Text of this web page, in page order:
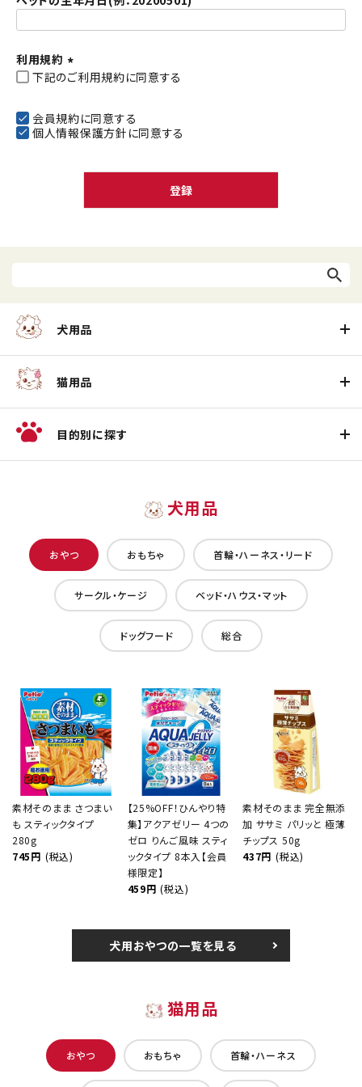
利用規約
(
須
)
下記のご利用規約に同意する
会員規約に同意する
個人情報保護方針 に同意する
登録
犬用品
猫用品
目的別に探す
犬用品
おやつ おもちゃ 首輪・ハーネス・リード
サークル・ケージ ベッド・ハウス・マット
ドッグフード 総合
素材そのまま さつまい
も スティックタイプ
280g
745円 (税込)
【25%OFF！ひんやり特
集】アクアゼリー 4つの
ゼロ りんご風味 スティ
ックタイプ 8本入【会員
様限定】
459円 (税込)
素材そのまま 完全無添
加 ササミ パリッと 極薄
チップス 50g
437円 (税込)
犬用おやつの一覧を見る
猫用品
おやつ おもちゃ 首輪・ハーネス